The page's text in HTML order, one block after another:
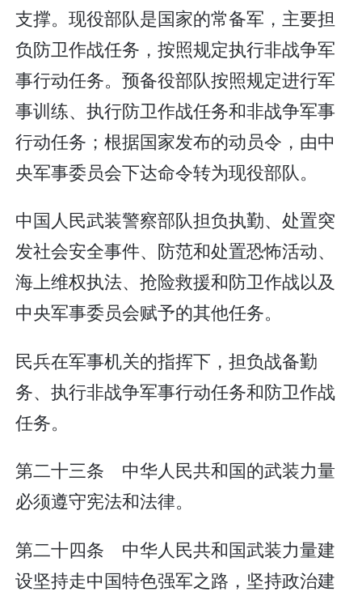
支撑。现役部队是国家的常备军，主要担
负防卫作战任务，按照规定执行非战争军
事行动任务。预备役部队按照规定进行军
事训练、执行防卫作战任务和非战争军事
行动任务；根据国家发布的动员令，由中
央军事委员会下达命令转为现役部队。
中国人民武装警察部队担负执勤、处置突
发社会安全事件、防范和处置恐怖活动、
海上维权执法、抢险救援和防卫作战以及
中央军事委员会赋予的其他任务。
民兵在军事机关的指挥下，担负战备勤
务、执行非战争军事行动任务和防卫作战
任务。
第二十三条 中华人民共和国的武装力量
必须遵守宪法和法律。
第二十四条 中华人民共和国武装力量建
设坚持走中国特色强军之路，坚持政治建